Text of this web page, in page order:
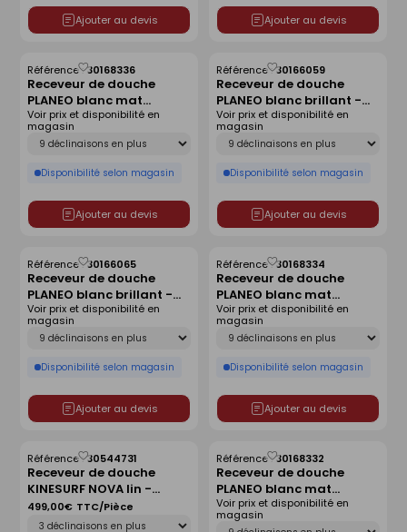
Ajouter au devis Ajouter au devis
Receveur de douche
PLANEO blanc mat
antidérapant - 180 x 80
cm
Référence :30168336
Déclinaison
Disponibilité selon magasin
Voir prix et disponibilité en
magasin
Ajouter au devis
Enregistrer
comme
liste
Receveur de douche
PLANEO blanc brillant -
120 x 90 cm
Référence :30166059
Déclinaison
Disponibilité selon magasin
Voir prix et disponibilité en
magasin
Ajouter au devis
Enregistrer
comme
liste
Receveur de douche
PLANEO blanc brillant -
180 x 90 cm
Référence :30166065
Déclinaison
Disponibilité selon magasin
Voir prix et disponibilité en
magasin
Ajouter au devis
Enregistrer
comme
liste
Receveur de douche
PLANEO blanc mat
antidérapant - 160 x 80
cm
Référence :30168334
Déclinaison
Disponibilité selon magasin
Voir prix et disponibilité en
magasin
Ajouter au devis
Enregistrer
comme
liste
Receveur de douche
KINESURF NOVA lin -
140x90 cm
Référence :30544731
499,00€ TTC/Pièce
Enregistrer
comme
liste
Receveur de douche
PLANEO blanc mat
antidérapant - 140 x 80
cm
Référence :30168332
Déclinaison
Voir prix et disponibilité en
magasin
Enregistrer
comme
liste